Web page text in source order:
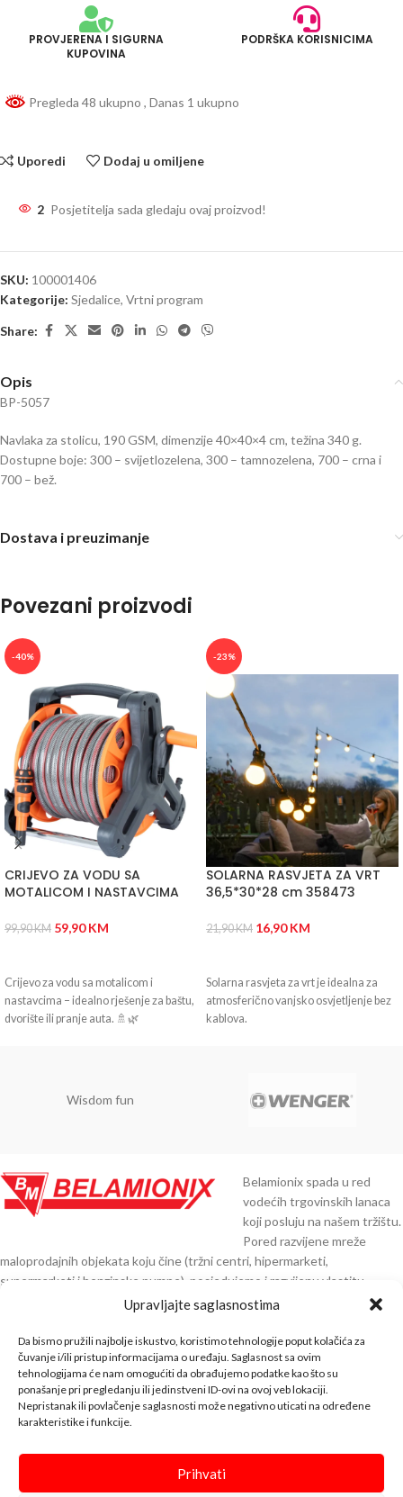
Upravljajte saglasnostima
Da bismo pružili najbolje iskustvo, koristimo tehnologije poput kolačića za
čuvanje i/ili pristup informacijama o uređaju. Saglasnost sa ovim
tehnologijama će nam omogućiti da obrađujemo podatke kao što su
ponašanje pri pregledanju ili jedinstveni ID-ovi na ovoj veb lokaciji.
Nepristanak ili povlačenje saglasnosti može negativno uticati na određene
karakteristike i funkcije.
Prihvati
PROVJERENA I SIGURNA
KUPOVINA
PODRŠKA KORISNICIMA
Pregleda 48 ukupno , Danas 1 ukupno
Uporedi Dodaj u omiljene
2 Posjetitelja sada gledaju ovaj proizvod!
SKU: 100001406
Kategorije: Sjedalice, Vrtni program
Share:
Opis
BP-5057
Navlaka za stolicu, 190 GSM, dimenzije 40×40×4 cm, težina 340 g.
Dostupne boje: 300 – svijetlozelena, 300 – tamnozelena, 700 – crna i
700 – bež.
Dostava i preuzimanje
Povezani proizvodi
-40%
CRIJEVO ZA VODU SA
MOTALICOM I NASTAVCIMA
99,90KM 59,90KM
Crijevo za vodu sa motalicom i
nastavcima – idealno rješenje za baštu,
dvorište ili pranje auta. 🚿🌿
-23%
SOLARNA RASVJETA ZA VRT
36,5*30*28 cm 358473
21,90KM 16,90KM
Solarna rasvjeta za vrt je idealna za
atmosferično vanjsko osvjetljenje bez
kablova.
Wisdom fun
Belamionix spada u red
vodećih trgovinskih lanaca
koji posluju na našem tržištu.
Pored razvijene mreže
maloprodajnih objekata koju čine (tržni centri, hipermarketi,
supermarketi i benzinske pumpe), posjedujemo i razvijenu vlastitu
distribuciju preko 30.000 artikala čiji smo direktni uvoznici iz Njemačke,
KNTAKT INFO
BELA SHOP